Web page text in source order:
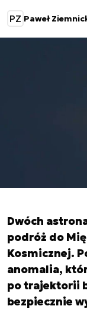
PZ Paweł
Dwóch
podróż do
Kosmicznej.
anomalia,
po trajektorii
bezpiecznie